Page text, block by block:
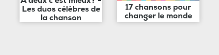
Les duos célèbres de
la chanson
17 chansons pour
changer le monde